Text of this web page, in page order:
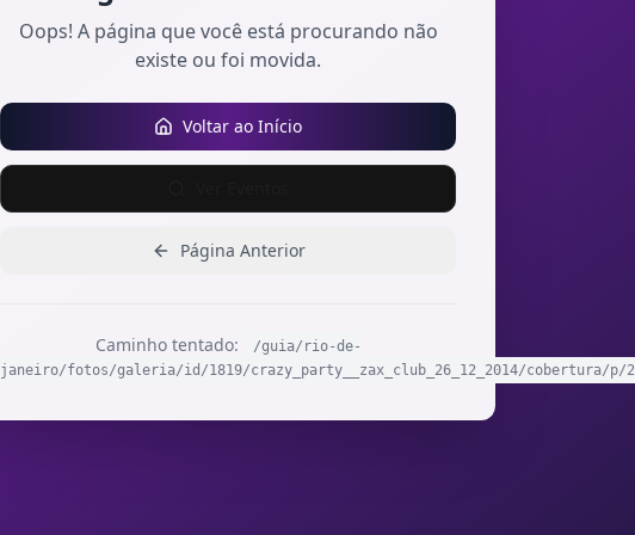
Oops! A página que você está procurando não
existe ou foi movida.
Voltar ao Início
Página Anterior
Caminho tentado:
/guia/rio-de-
janeiro/fotos/galeria/id/1819/crazy_party__zax_club_26_12_2014/cobertura/p/2